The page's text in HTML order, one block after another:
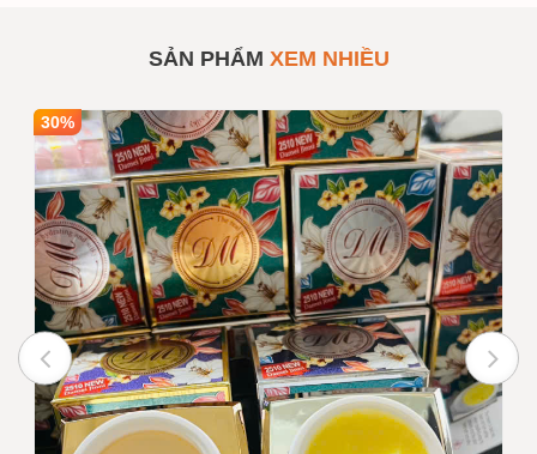
Ladamer
lượng
Giá bán 1,300,000 INBOX
Ghi chú :
Giá trên chưa bao gồm VAT nếu
quý khách yêu cầu xuất hóa
đơn
Trạng thái Còn hàng
Tư vấn viên 0916999853 - 0919896393
SẢN PHẨM XEM NHIỀU
30%